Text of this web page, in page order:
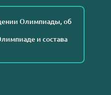
Олимпиады, об
и состава